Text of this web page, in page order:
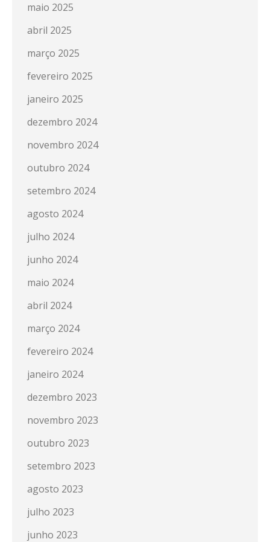
maio 2025
abril 2025
março 2025
fevereiro 2025
janeiro 2025
dezembro 2024
novembro 2024
outubro 2024
setembro 2024
agosto 2024
julho 2024
junho 2024
maio 2024
abril 2024
março 2024
fevereiro 2024
janeiro 2024
dezembro 2023
novembro 2023
outubro 2023
setembro 2023
agosto 2023
julho 2023
junho 2023